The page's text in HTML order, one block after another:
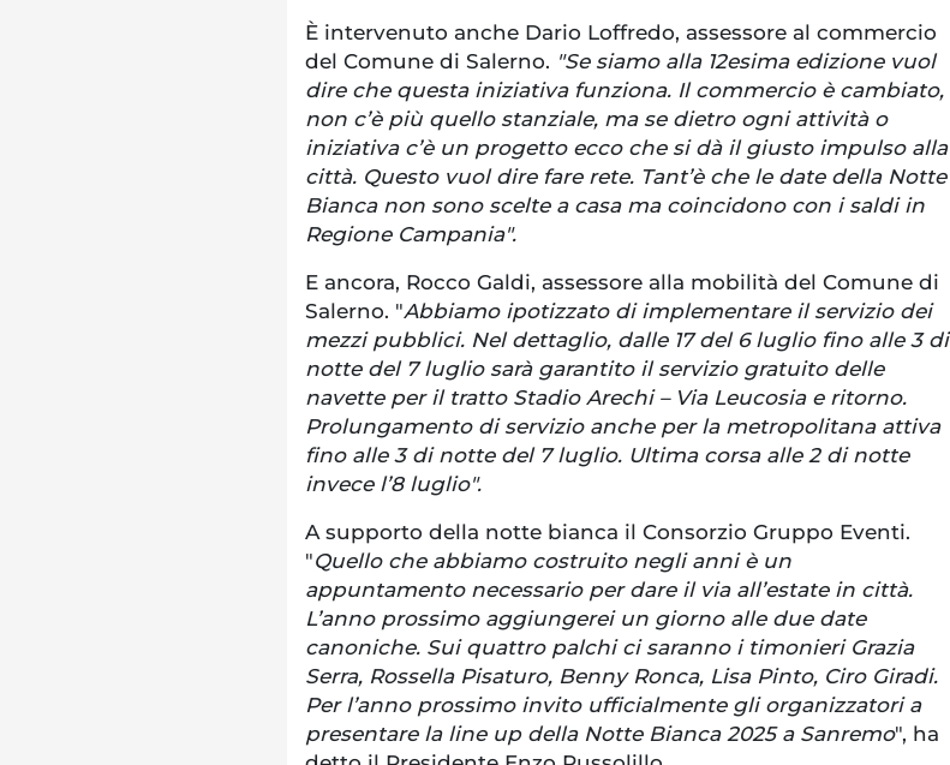
È intervenuto anche Dario Loffredo, assessore al commercio
del Comune di Salerno. "Se siamo alla 12esima edizione vuol
dire che questa iniziativa funziona. Il commercio è cambiato,
non c’è più quello stanziale, ma se dietro ogni attività o
iniziativa c’è un progetto ecco che si dà il giusto impulso alla
città. Questo vuol dire fare rete. Tant’è che le date della Notte
Bianca non sono scelte a casa ma coincidono con i saldi in
Regione Campania".
E ancora, Rocco Galdi, assessore alla mobilità del Comune di
Salerno. "Abbiamo ipotizzato di implementare il servizio dei
mezzi pubblici. Nel dettaglio, dalle 17 del 6 luglio fino alle 3 di
notte del 7 luglio sarà garantito il servizio gratuito delle
navette per il tratto Stadio Arechi – Via Leucosia e ritorno.
Prolungamento di servizio anche per la metropolitana attiva
fino alle 3 di notte del 7 luglio. Ultima corsa alle 2 di notte
invece l’8 luglio".
A supporto della notte bianca il Consorzio Gruppo Eventi.
"Quello che abbiamo costruito negli anni è un
appuntamento necessario per dare il via all’estate in città.
L’anno prossimo aggiungerei un giorno alle due date
canoniche. Sui quattro palchi ci saranno i timonieri Grazia
Serra, Rossella Pisaturo, Benny Ronca, Lisa Pinto, Ciro Giradi.
Per l’anno prossimo invito ufficialmente gli organizzatori a
presentare la line up della Notte Bianca 2025 a Sanremo", ha